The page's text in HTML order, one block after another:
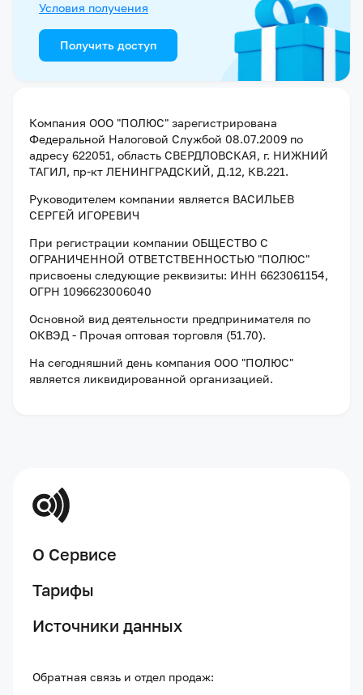
Условия получения
Получить доступ
Компания ООО "ПОЛЮС" зарегистрирована
Федеральной Налоговой Службой 08.07.2009 по
адресу 622051, область СВЕРДЛОВСКАЯ, г. НИЖНИЙ
ТАГИЛ, пр-кт ЛЕНИНГРАДСКИЙ, Д.12, КВ.221.
Руководителем компании является ВАСИЛЬЕВ
СЕРГЕЙ ИГОРЕВИЧ
При регистрации компании ОБЩЕСТВО С
ОГРАНИЧЕННОЙ ОТВЕТСТВЕННОСТЬЮ "ПОЛЮС"
присвоены следующие реквизиты: ИНН 6623061154,
ОГРН 1096623006040
Основной вид деятельности предпринимателя по
ОКВЭД - Прочая оптовая торговля (51.70).
На сегодняшний день компания ООО "ПОЛЮС"
является ликвидированной организацией.
О Сервисе
Тарифы
Источники данных
Обратная связь и отдел продаж: